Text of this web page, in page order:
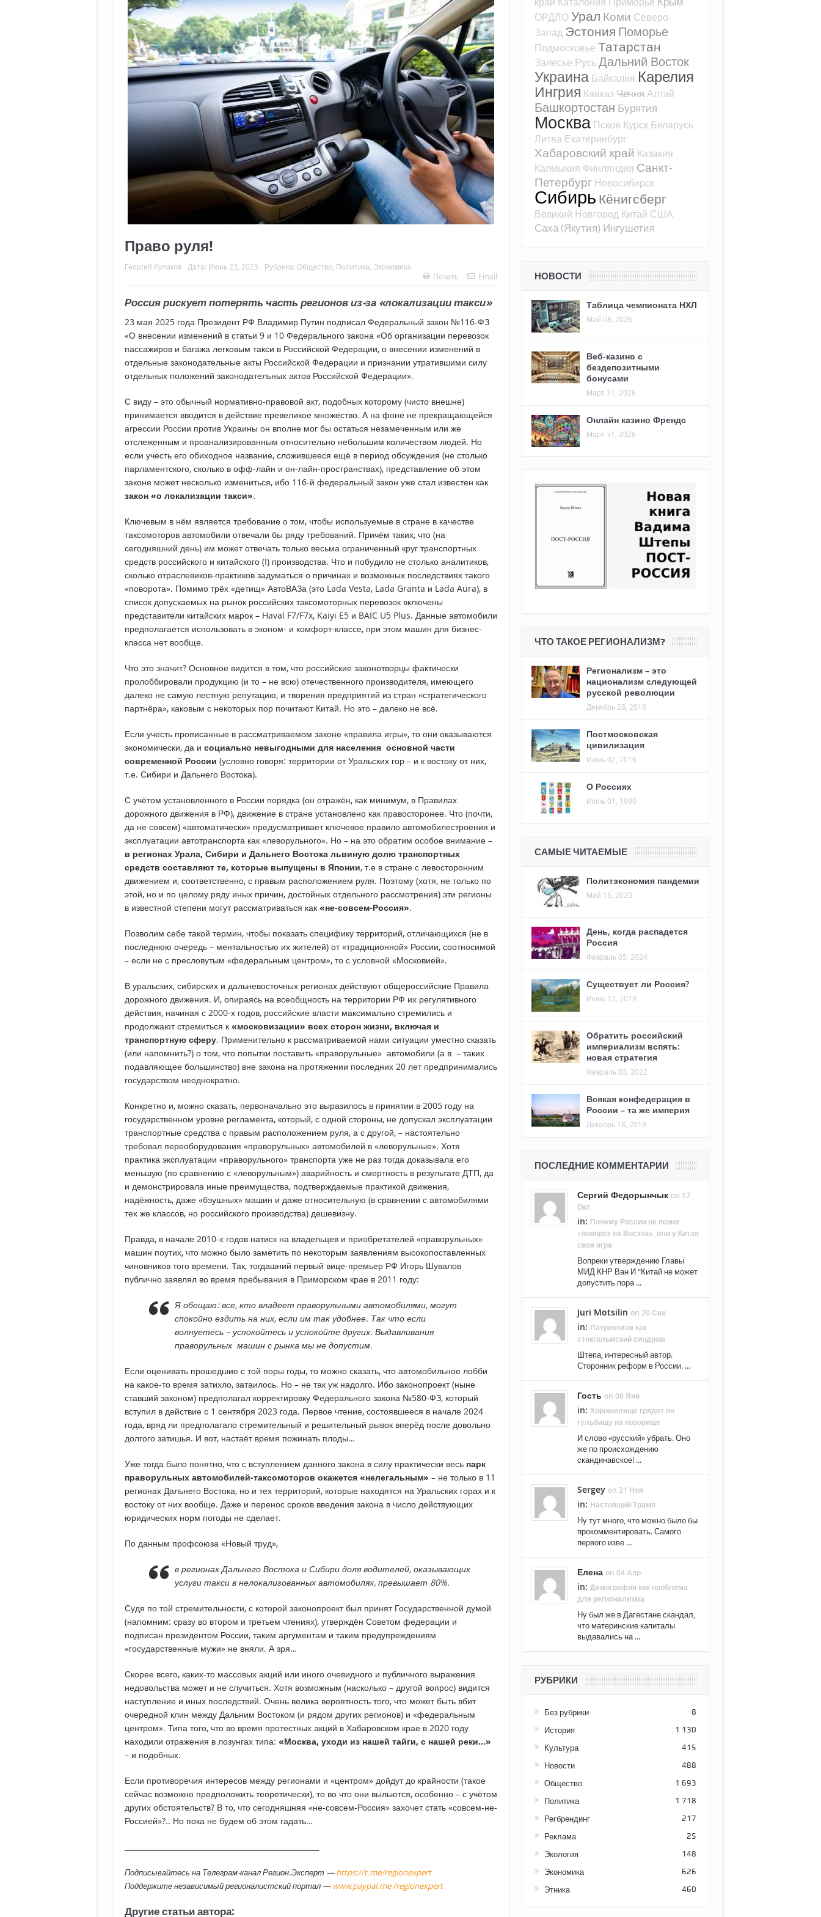
Право руля!
Георгий Кулаков Дата: Июнь 23, 2025 Рубрика: Общество Политика Экономика
Печать
Email
Россия рискует потерять часть регионов из-за «локализации такси»
23 мая 2025 года Президент РФ Владимир Путин подписал Федеральный закон №116-ФЗ
«О внесении изменений в статьи 9 и 10 Федерального закона «Об организации перевозок
пассажиров и багажа легковым такси в Российской Федерации, о внесении изменений в
отдельные законодательные акты Российской Федерации и признании утратившими силу
отдельных положений законодательных актов Российской Федерации».
С виду – это обычный нормативно-правовой акт, подобных которому (чисто внешне)
принимается вводится в действие превеликое множество. А на фоне не прекращающейся
агрессии России против Украины он вполне мог бы остаться незамеченным или же
отслеженным и проанализированным относительно небольшим количеством людей. Но
если учесть его обиходное название, сложившееся ещё в период обсуждения (не столько
парламентского, сколько в офф-лайн и он-лайн-пространствах), представление об этом
законе может несколько измениться, ибо 116-й федеральный закон уже стал известен как
закон «о локализации такси».
Ключевым в нём является требование о том, чтобы используемые в стране в качестве
таксомоторов автомобили отвечали бы ряду требований. Причём таких, что (на
сегодняшний день) им может отвечать только весьма ограниченный круг транспортных
средств российского и китайского (!) производства. Что и побудило не столько аналитиков,
сколько отраслевиков-практиков задуматься о причинах и возможных последствиях такого
«поворота». Помимо трёх «детищ» АвтоВАЗа (это Lada Vesta, Lada Granta и Lada Aura), в
список допускаемых на рынок российских таксомоторных перевозок включены
представители китайских марок – Haval F7/F7x, Kaiyi E5 и BAIC U5 Plus. Данные автомобили
предполагается использовать в эконом- и комфорт-классе, при этом машин для бизнес-
класса нет вообще.
Что это значит? Основное видится в том, что российские законотворцы фактически
пролоббировали продукцию (и то – не всю) отечественного производителя, имеющего
далеко не самую лестную репутацию, и творения предприятий из стран «стратегического
партнёра», каковым с некоторых пор почитают Китай. Но это – далеко не всё.
Если учесть прописанные в рассматриваемом законе «правила игры», то они оказываются
экономически, да и социально невыгодными для населения основной части
современной России (условно говоря: территории от Уральских гор – и к востоку от них,
т.е. Сибири и Дальнего Востока).
С учётом установленного в России порядка (он отражён, как минимум, в Правилах
дорожного движения в РФ), движение в стране установлено как правосторонее. Что (почти,
да не совсем) «автоматически» предусматривает ключевое правило автомобилестроения и
эксплуатации автотранспорта как «леворульного». Но – на это обратим особое внимание –
в регионах Урала, Сибири и Дальнего Востока львиную долю транспортных
средств составляют те, которые выпущены в Японии, т.е в стране с левосторонним
движением и, соответственно, с правым расположением руля. Поэтому (хотя, не только по
этой, но и по целому ряду иных причин, достойных отдельного рассмотрения) эти регионы
в известной степени могут рассматриваться как «не-совсем-Россия».
Позволим себе такой термин, чтобы показать специфику территорий, отличающихся (не в
последнюю очередь – ментальностью их жителей) от «традиционной» России, соотносимой
– если не с пресловутым «федеральным центром», то с условной «Московией».
В уральских, сибирских и дальневосточных регионах действуют общероссийские Правила
дорожного движения. И, опираясь на всеобщность на территории РФ их регулятивного
действия, начиная с 2000-х годов, российские власти максимально стремились и
продолжают стремиться к «московизации» всех сторон жизни, включая и
транспортную сферу. Применительно к рассматриваемой нами ситуации уместно сказать
(или напомнить?) о том, что попытки поставить «праворульные» автомобили (а в – таких
подавляющее большинство) вне закона на протяжении последних 20 лет предпринимались
государством неоднократно.
Конкретно и, можно сказать, первоначально это выразилось в принятии в 2005 году на
государственном уровне регламента, который, с одной стороны, не допускал эксплуатации
транспортные средства с правым расположением руля, а с другой, – настоятельно
требовал переоборудования «праворульных» автомобилей в «леворульные». Хотя
практика эксплуатации «праворульного» транспорта уже не раз тогда доказывала его
меньшую (по сравнению с «леворульным») аварийность и смертность в результате ДТП, да
и демонстрировала иные преимущества, подтверждаемые практикой движения,
надёжность, даже «бэушных» машин и даже относительную (в сравнении с автомобилями
тех же классов, но российского производства) дешевизну.
Правда, в начале 2010-х годов натиск на владельцев и приобретателей «праворульных»
машин поутих, что можно было заметить по некоторым заявлениям высокопоставленных
чиновников того времени. Так, тогдашний первый вице-премьер РФ Игорь Шувалов
публично заявлял во время пребывания в Приморском крае в 2011 году:
Я обещаю: все, кто владеет праворульными автомобилями, могут
спокойно ездить на них, если им так удобнее. Так что если
волнуетесь – успокойтесь и успокойте других. Выдавливания
праворульных машин с рынка мы не допустим.
Если оценивать прошедшие с той поры годы, то можно сказать, что автомобильное лобби
на какое-то время затихло, затаилось. Но – не так уж надолго. Ибо законопроект (ныне
ставший законом) предполагал корректировку Федерального закона №580-ФЗ, который
вступил в действие с 1 сентября 2023 года. Первое чтение, состоявшееся в начале 2024
года, вряд ли предполагало стремительный и решительный рывок вперёд после довольно
долгого затишья. И вот, настаёт время пожинать плоды…
Уже тогда было понятно, что с вступлением данного закона в силу практически весь парк
праворульных автомобилей-таксомоторов окажется «нелегальным» – не только в 11
регионах Дальнего Востока, но и тех территорий, которые находятся на Уральских горах и к
востоку от них вообще. Даже и перенос сроков введения закона в число действующих
юридических норм погоды не сделает.
По данным профсоюза «Новый труд»,
в регионах Дальнего Востока и Сибири доля водителей, оказывающих
услуги такси в нелокализованных автомобилях, превышает 80%.
Судя по той стремительности, с которой законопроект был принят Государственной думой
(напомним: сразу во втором и третьем чтениях), утверждён Советом федерации и
подписан президентом России, таким аргументам и таким предупреждениям
«государственные мужи» не вняли. А зря…
Скорее всего, каких-то массовых акций или иного очевидного и публичного выражения
недовольства может и не случиться. Хотя возможным (насколько – другой вопрос) видится
наступление и иных последствий. Очень велика вероятность того, что может быть вбит
очередной клин между Дальним Востоком (и рядом других регионов) и «федеральным
центром». Типа того, что во время протестных акций в Хабаровском крае в 2020 году
находили отражения в лозунгах типа: «Москва, уходи из нашей тайги, с нашей реки…»
– и подобных.
Если противоречия интересов между регионами и «центром» дойдут до крайности (такое
сейчас возможно предположить теоретически), то во что они выльются, особенно – с учётом
других обстоятельств? В то, что сегодняшняя «не-совсем-Россия» захочет стать «совсем-не-
Россией»?.. Но пока не будем об этом гадать…
Подписывайтесь на Телеграм-канал Регион.Эксперт —https://t.me/regionexpert
Поддержите независимый регионалистский портал — www.paypal.me /regionexpert
Другие статьи автора:
ОРДЛО Урал Коми Северо-
Запад Эстония Поморье
Подмосковье Татарстан
Залесье РусьДальний Восток
Украина Байкалия Карелия
Ингрия Кавказ Чечня Алтай
Башкортостан Бурятия
Москва Псков Курск Беларусь
Литва Екатеринбург
Хабаровский край Казакия
Калмыкия Финляндия Санкт-
Петербург Новосибирск
Сибирь Кёнигсберг
Великий Новгород Китай США
Саха (Якутия) Ингушетия
НОВОСТИ
Таблица чемпионата НХЛ
Май 08, 2026
Веб-казино с
бездепозитными
бонусами
Март 31, 2026
Онлайн казино Френдс
Март 31, 2026
ЧТО ТАКОЕ РЕГИОНАЛИЗМ?
Регионализм – это
национализм следующей
русской революции
Декабрь 28, 2016
Постмосковская
цивилизация
Июнь 02, 2016
О Россиях
Июль 01, 1990
САМЫЕ ЧИТАЕМЫЕ
Политэкономия пандемии
Май 15, 2020
День, когда распадется
Россия
Февраль 05, 2024
Существует ли Россия?
Июнь 12, 2019
Обратить российский
империализм вспять:
новая стратегия
Февраль 03, 2022
Всякая конфедерация в
России – та же империя
Декабрь 18, 2019
ПОСЛЕДНИЕ КОММЕНТАРИИ
Сергий Федорынчык on 17
Окт
in: Почему России не помог
«поворот на Восток», или у Китая
своя игра
Вопреки утверждению Главы
МИД КНР Ван И "Китай не может
допустить пора ...
Juri Motsilin on 20 Сен
in: Патриотизм как
стокгольмский синдром
Штепа, интересный автор.
Сторонник реформ в России. ...
Гость on 06 Янв
in: Хорошилище грядет по
гульбищу на позорище
И слово «русский» убрать. Оно
же по происхождению
скандинавское! ...
Sergey on 21 Ноя
in: Настоящий Трамп
Ну тут много, что можно было бы
прокомментировать. Самого
первого изве ...
Елена on 04 Апр
in: Демография как проблема
для регионализма
Ну был же в Дагестане скандал,
что материнские капиталы
выдавались на ...
РУБРИКИ
Без рубрики 8
История 1 130
Культура 415
Новости 488
Общество 1 693
Политика 1 718
Регбрендинг 217
Реклама 25
Экология 148
Экономика 626
Этника 460